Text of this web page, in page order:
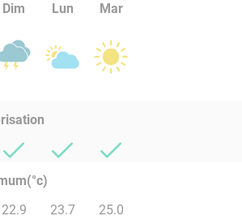
Dim Lun Mar
22.9 23.7 25.0